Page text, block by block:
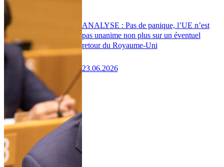
ANALYSE : Pas de panique, l’UE n’est
pas unanime non plus sur un éventuel
retour du Royaume-Uni
23.06.2026